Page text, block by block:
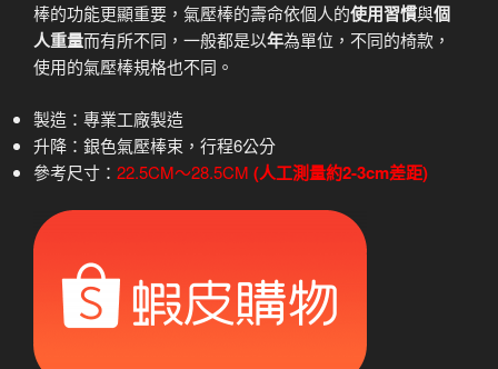
棒的功能更顯重要，氣壓棒的壽命依個人的使用習慣與個
人重量而有所不同，一般都是以年為單位，不同的椅款，
使用的氣壓棒規格也不同。
製造：專業工廠製造
升降：銀色氣壓棒束，行程6公分
參考尺寸： 22.5CM～28.5CM (人工測量約2-3cm差距)